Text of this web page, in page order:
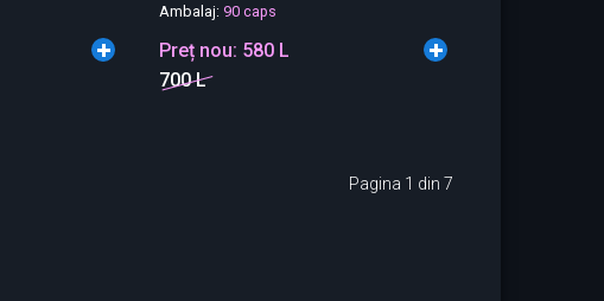
Ambalaj: 90 caps
Preț nou: 580 L
700 L
Pagina 1 din 7